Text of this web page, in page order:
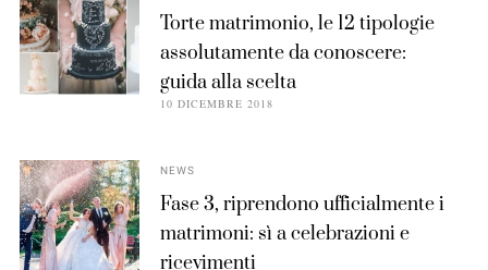
Torte matrimonio, le 12 tipologie
assolutamente da conoscere:
guida alla scelta
10 DICEMBRE 2018
NEWS
Fase 3, riprendono ufficialmente i
matrimoni: sì a celebrazioni e
ricevimenti